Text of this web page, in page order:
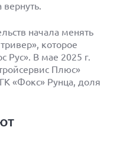
начала менять
которое
Рус». В мае 2025 г.
Плюс»
«Фокс» Рунца, доля